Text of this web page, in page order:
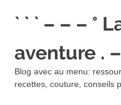
` ` ` – – – °
aventure .
Blog avec au menu:
recettes, couture, conseils